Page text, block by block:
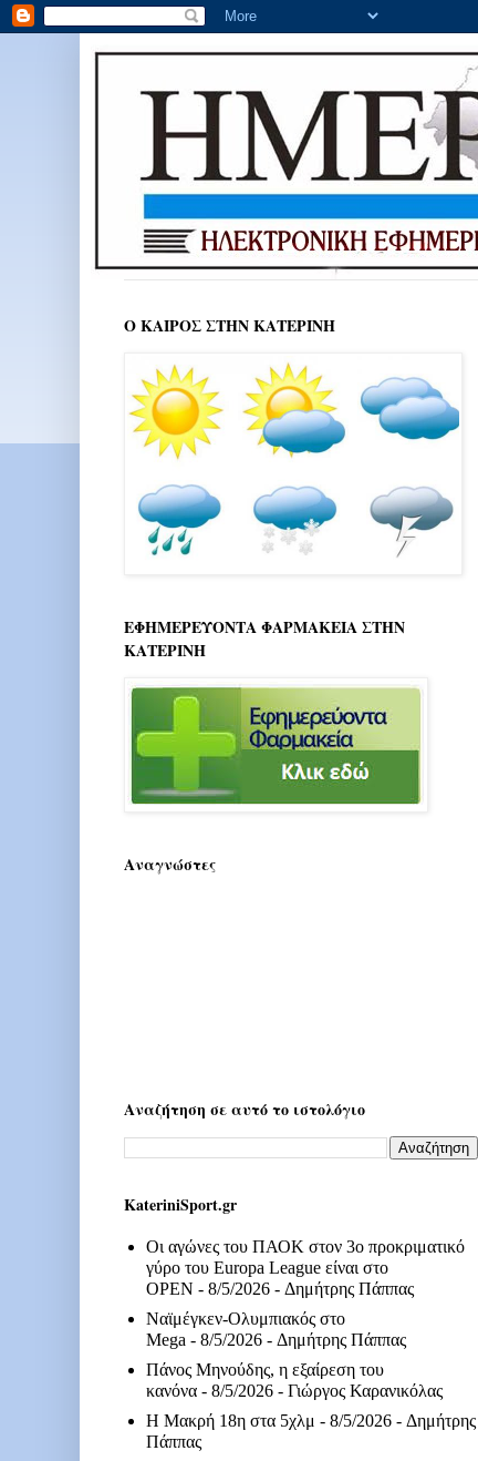
Ο ΚΑΙΡΟΣ ΣΤΗΝ ΚΑΤΕΡΙΝΗ
ΕΦΗΜΕΡΕΥΟΝΤΑ ΦΑΡΜΑΚΕΙΑ ΣΤΗΝ
ΚΑΤΕΡΙΝΗ
Αναγνώστες
Αναζήτηση σε αυτό το ιστολόγιο
KateriniSport.gr
Οι αγώνες του ΠΑΟΚ στον 3ο προκριματικό
γύρο του Europa League είναι στο
OPEN - 8/5/2026 - Δημήτρης Πάππας
Ναϊμέγκεν-Ολυμπιακός στο
Mega - 8/5/2026 - Δημήτρης Πάππας
Πάνος Μηνούδης, η εξαίρεση του
κανόνα - 8/5/2026 - Γιώργος Καρανικόλας
Η Μακρή 18η στα 5χλμ - 8/5/2026 - Δημήτρης
Πάππας